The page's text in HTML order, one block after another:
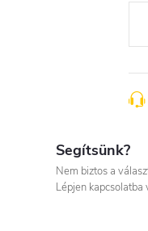
Segítsünk?
Nem biztos a
Lépjen kapcsolatba